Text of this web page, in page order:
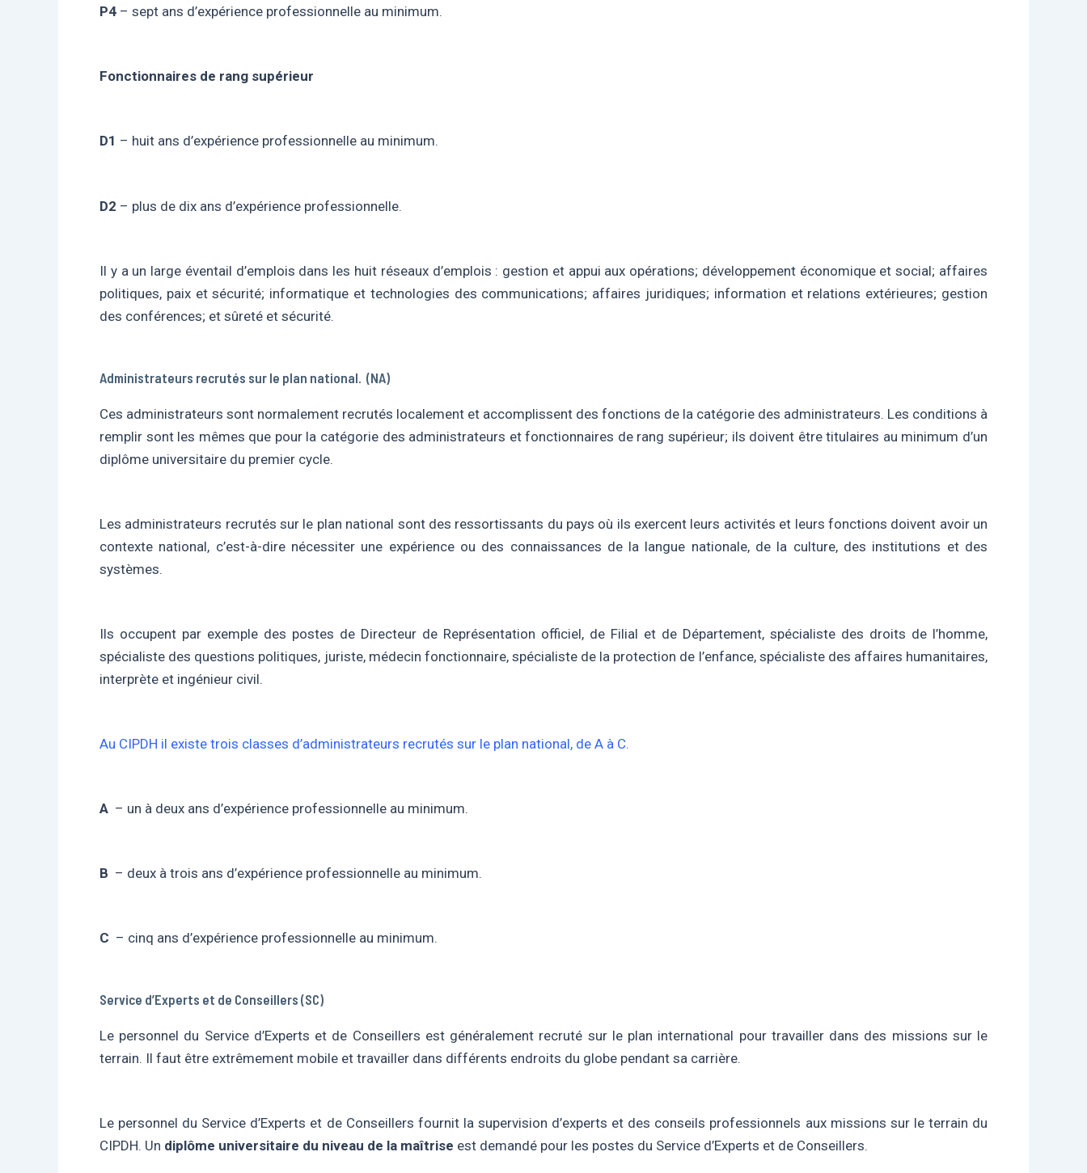
P4 – sept ans d’expérience professionnelle au minimum.
Fonctionnaires de rang supérieur
D1 – huit ans d’expérience professionnelle au minimum.
D2 – plus de dix ans d’expérience professionnelle.
Il y a un large éventail d’emplois dans les huit réseaux d’emplois : gestion et appui aux opérations; développement économique et social; affaires
politiques, paix et sécurité; informatique et technologies des communications; affaires juridiques; information et relations extérieures; gestion
des conférences; et sûreté et sécurité.
Administrateurs recrutés sur le plan national. (NA)
Ces administrateurs sont normalement recrutés localement et accomplissent des fonctions de la catégorie des administrateurs. Les conditions à
remplir sont les mêmes que pour la catégorie des administrateurs et fonctionnaires de rang supérieur; ils doivent être titulaires au minimum d’un
diplôme universitaire du premier cycle.
Les administrateurs recrutés sur le plan national sont des ressortissants du pays où ils exercent leurs activités et leurs fonctions doivent avoir un
contexte national, c’est-à-dire nécessiter une expérience ou des connaissances de la langue nationale, de la culture, des institutions et des
systèmes.
Ils occupent par exemple des postes de Directeur de Représentation officiel, de Filial et de Département, spécialiste des droits de l’homme,
spécialiste des questions politiques, juriste, médecin fonctionnaire, spécialiste de la protection de l’enfance, spécialiste des affaires humanitaires,
interprète et ingénieur civil.
Au CIPDH il existe trois classes d’administrateurs recrutés sur le plan national, de A à C.
A – un à deux ans d’expérience professionnelle au minimum.
B – deux à trois ans d’expérience professionnelle au minimum.
C – cinq ans d’expérience professionnelle au minimum.
Service d’Experts et de Conseillers (SC)
Le personnel du Service d’Experts et de Conseillers est généralement recruté sur le plan international pour travailler dans des missions sur le
terrain. Il faut être extrêmement mobile et travailler dans différents endroits du globe pendant sa carrière.
Le personnel du Service d’Experts et de Conseillers fournit la supervision d’experts et des conseils professionnels aux missions sur le terrain du
CIPDH. Un diplôme universitaire du niveau de la maîtrise est demandé pour les postes du Service d’Experts et de Conseillers.